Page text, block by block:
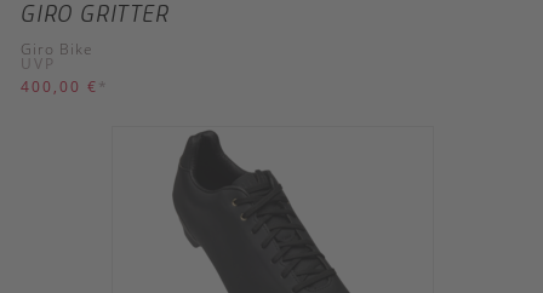
GIRO GRITTER
Giro Bike
UVP
400,00 € *